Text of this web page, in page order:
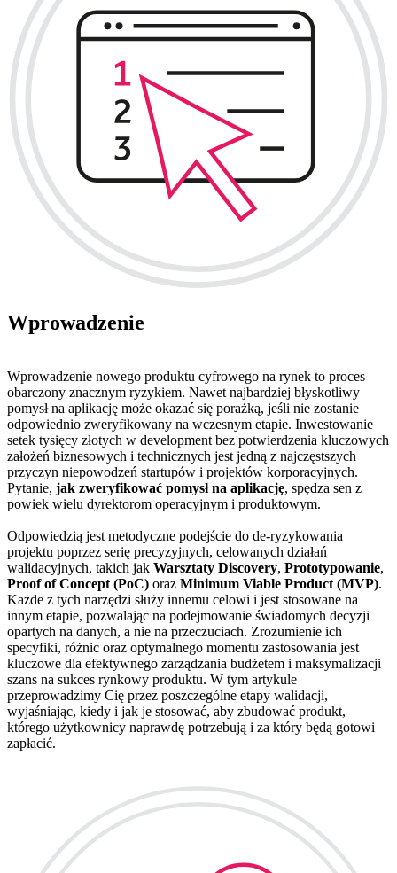
Wprowadzenie
Wprowadzenie nowego produktu cyfrowego na rynek to proces
obarczony znacznym ryzykiem. Nawet najbardziej błyskotliwy
pomysł na aplikację może okazać się porażką, jeśli nie zostanie
odpowiednio zweryfikowany na wczesnym etapie. Inwestowanie
setek tysięcy złotych w development bez potwierdzenia kluczowych
założeń biznesowych i technicznych jest jedną z najczęstszych
przyczyn niepowodzeń startupów i projektów korporacyjnych.
Pytanie, jak zweryfikować pomysł na aplikację, spędza sen z
powiek wielu dyrektorom operacyjnym i produktowym.
Odpowiedzią jest metodyczne podejście do de-ryzykowania
projektu poprzez serię precyzyjnych, celowanych działań
walidacyjnych, takich jak Warsztaty Discovery, Prototypowanie,
Proof of Concept (PoC) oraz Minimum Viable Product (MVP).
Każde z tych narzędzi służy innemu celowi i jest stosowane na
innym etapie, pozwalając na podejmowanie świadomych decyzji
opartych na danych, a nie na przeczuciach. Zrozumienie ich
specyfiki, różnic oraz optymalnego momentu zastosowania jest
kluczowe dla efektywnego zarządzania budżetem i maksymalizacji
szans na sukces rynkowy produktu. W tym artykule
przeprowadzimy Cię przez poszczególne etapy walidacji,
wyjaśniając, kiedy i jak je stosować, aby zbudować produkt,
którego użytkownicy naprawdę potrzebują i za który będą gotowi
zapłacić.